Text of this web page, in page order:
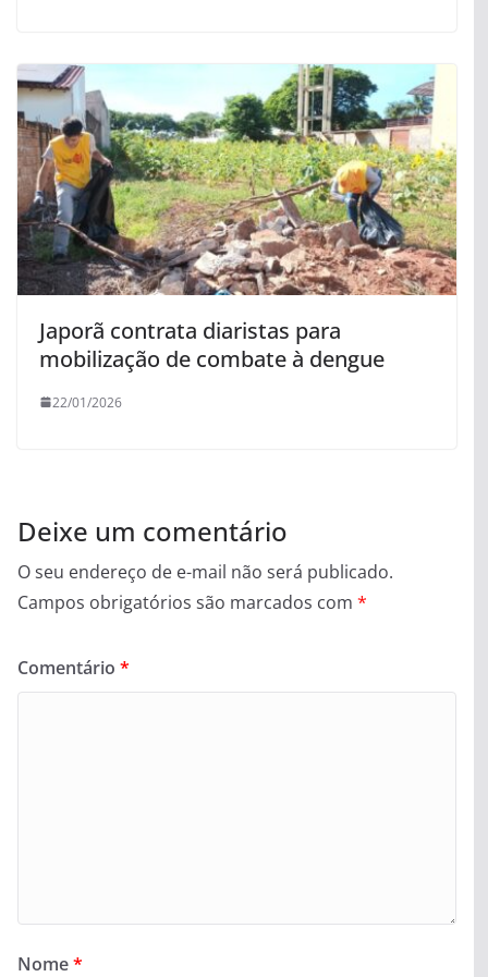
Japorã contrata diaristas para
mobilização de combate à dengue
22/01/2026
Deixe um comentário
O seu endereço de e-mail não será publicado.
Campos obrigatórios são marcados com *
Comentário *
Nome*